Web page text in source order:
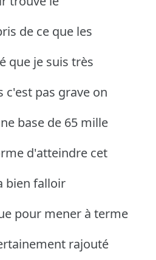
de ce que les
que je suis très
pas grave on
base de 65 mille
d'atteindre cet
bien falloir
pour mener à terme
rajouté